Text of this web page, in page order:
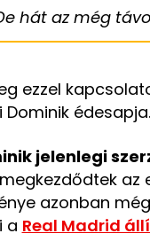
hát az még
ezzel
édesapja.
jelenlegi
az
azonban
a Real Madrid